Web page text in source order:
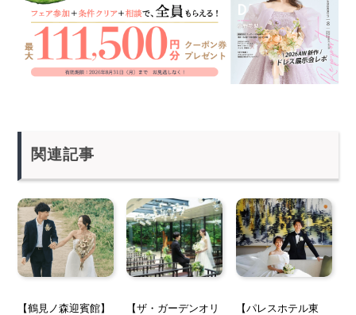
関連記事
【鶴見ノ森迎賓館】
【ザ・ガーデンオリ
【パレスホテル東